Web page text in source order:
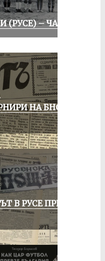
(РУСЕ) – ЧАСТ I
НА БНСФ
В РУСЕ ПРЕЗ